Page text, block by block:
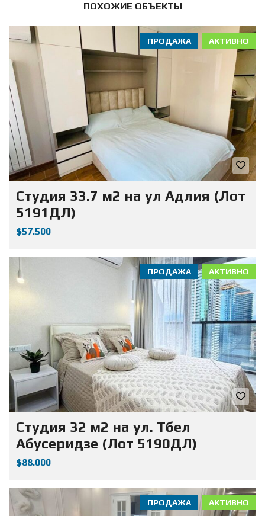
ПОХОЖИЕ ОБЪЕКТЫ
АКТИВНО
ПРОДАЖА
Студия 33.7 м2 на ул Адлия (Лот
5191ДЛ)
$57.500
АКТИВНО
ПРОДАЖА
Студия 32 м2 на ул. Тбел
Абусеридзе (Лот 5190ДЛ)
$88.000
АКТИВНО
ПРОДАЖА